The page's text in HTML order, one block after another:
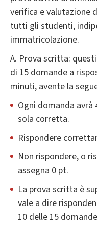
verifica e valutazione
tutti gli studenti,
immatricolazione.
A. Prova scritta:
di 15 domande a
minuti, avente la
Ogni domanda avrà
sola corretta.
Rispondere
Non rispondere, o
assegna 0 pt.
La prova scritta è
vale a dire
10 delle 15